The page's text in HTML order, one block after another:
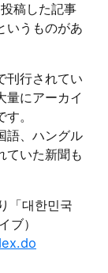
稿した記事
いうものがあ
刊行されてい
量にアーカイ
。
語、ハングル
ていた新聞も
「대한민국
ブ）